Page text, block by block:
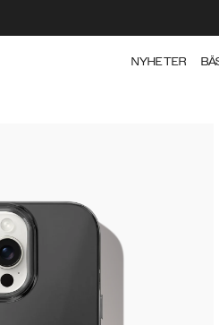
NYHETER